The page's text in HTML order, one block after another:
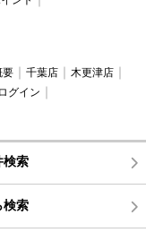
要 千葉店
木更津店
ログイン
検索
検索